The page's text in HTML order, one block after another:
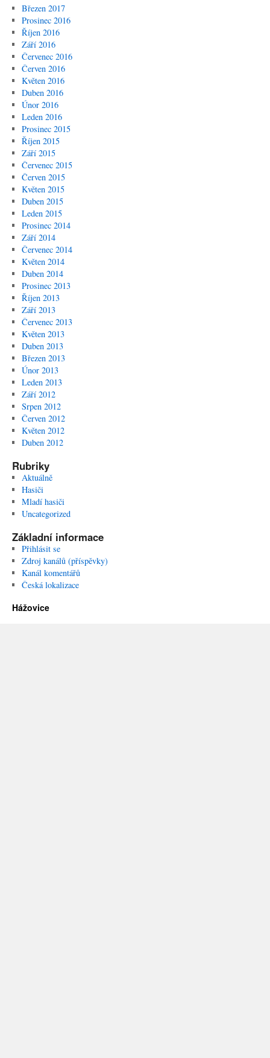
Březen 2017
Prosinec 2016
Říjen 2016
Září 2016
Červenec 2016
Červen 2016
Květen 2016
Duben 2016
Únor 2016
Leden 2016
Prosinec 2015
Říjen 2015
Září 2015
Červenec 2015
Červen 2015
Květen 2015
Duben 2015
Leden 2015
Prosinec 2014
Září 2014
Červenec 2014
Květen 2014
Duben 2014
Prosinec 2013
Říjen 2013
Září 2013
Červenec 2013
Květen 2013
Duben 2013
Březen 2013
Únor 2013
Leden 2013
Září 2012
Srpen 2012
Červen 2012
Květen 2012
Duben 2012
Rubriky
Aktuálně
Hasiči
Mladí hasiči
Uncategorized
Základní informace
Přihlásit se
Zdroj kanálů (příspěvky)
Kanál komentářů
Česká lokalizace
Hážovice